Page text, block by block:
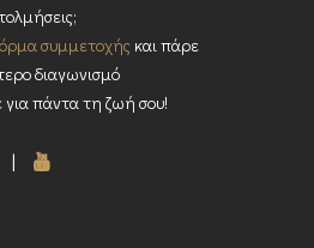
συμμετοχής και πάρε
διαγωνισμό
πάντα τη ζωή σου!